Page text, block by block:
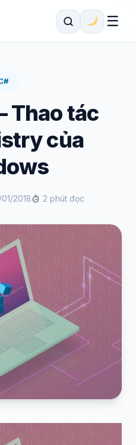
☰
Thao tác
của
2018 2 phút đọc